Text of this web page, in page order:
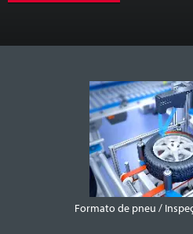
Formato de pneu /